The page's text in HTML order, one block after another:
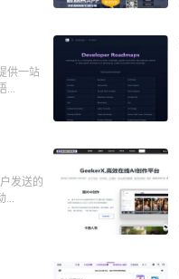
供一站
...
发送的
...